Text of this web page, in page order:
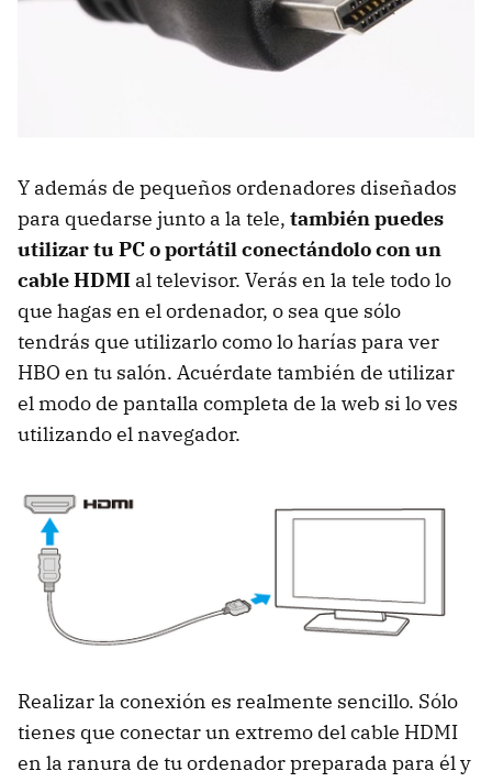
Y además de pequeños ordenadores diseñados
para quedarse junto a la tele, también puedes
utilizar tu PC o portátil conectándolo con un
cable HDMI al televisor. Verás en la tele todo lo
que hagas en el ordenador, o sea que sólo
tendrás que utilizarlo como lo harías para ver
HBO en tu salón. Acuérdate también de utilizar
el modo de pantalla completa de la web si lo ves
utilizando el navegador.
Realizar la conexión es realmente sencillo. Sólo
tienes que conectar un extremo del cable HDMI
en la ranura de tu ordenador preparada para él y